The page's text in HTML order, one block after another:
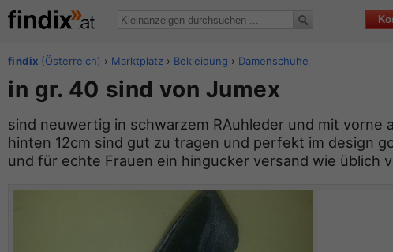
findix (Österreich) › Marktplatz › Bekleidung › Damenschuhe
in gr. 40 sind von Jumex
sind neuwertig in schwarzem RAuhleder und mit vorne
hinten 12cm sind gut zu tragen und perfekt im design
und für echte Frauen ein hingucker versand wie üblich